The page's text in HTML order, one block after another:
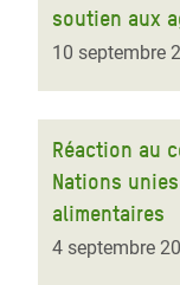
soutien aux
10 septembre
Réaction au
Nations
alimentaires
4 septembre